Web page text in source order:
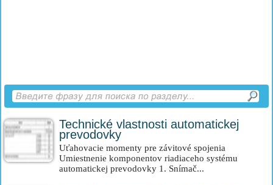
Technické vlastnosti automatickej
prevodovky
Uťahovacie momenty pre závitové spojenia
Umiestnenie komponentov riadiaceho systému
automatickej prevodovky 1. Snímač...